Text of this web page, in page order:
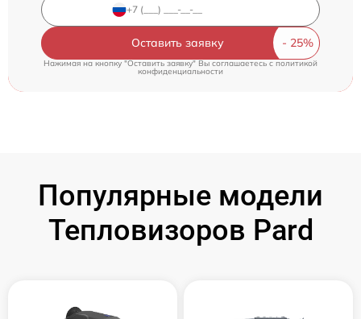
Оставить заявку
Нажимая на кнопку "Оставить заявку" Вы соглашаетесь cполитикой
конфиденциальности
Популярные модели
Тепловизоров Pard